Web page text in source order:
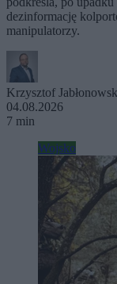
dezinformację
manipulatorzy.
Krzysztof
04.08.2026
7 min
Wojsko